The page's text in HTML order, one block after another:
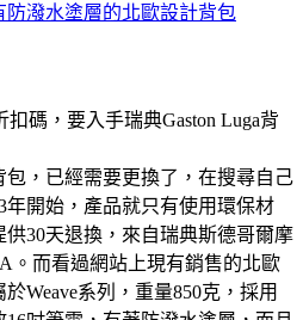
潑水塗層的北歐設計背包
碼，要入手瑞典Gaston Luga背
，已經需要更換了，在搜尋自己
年開始，產品就只有使用環保材
30天退換，來自瑞典斯德哥爾摩
。而看過網站上現有銷售的北歐
Weave系列，重量850克，採用